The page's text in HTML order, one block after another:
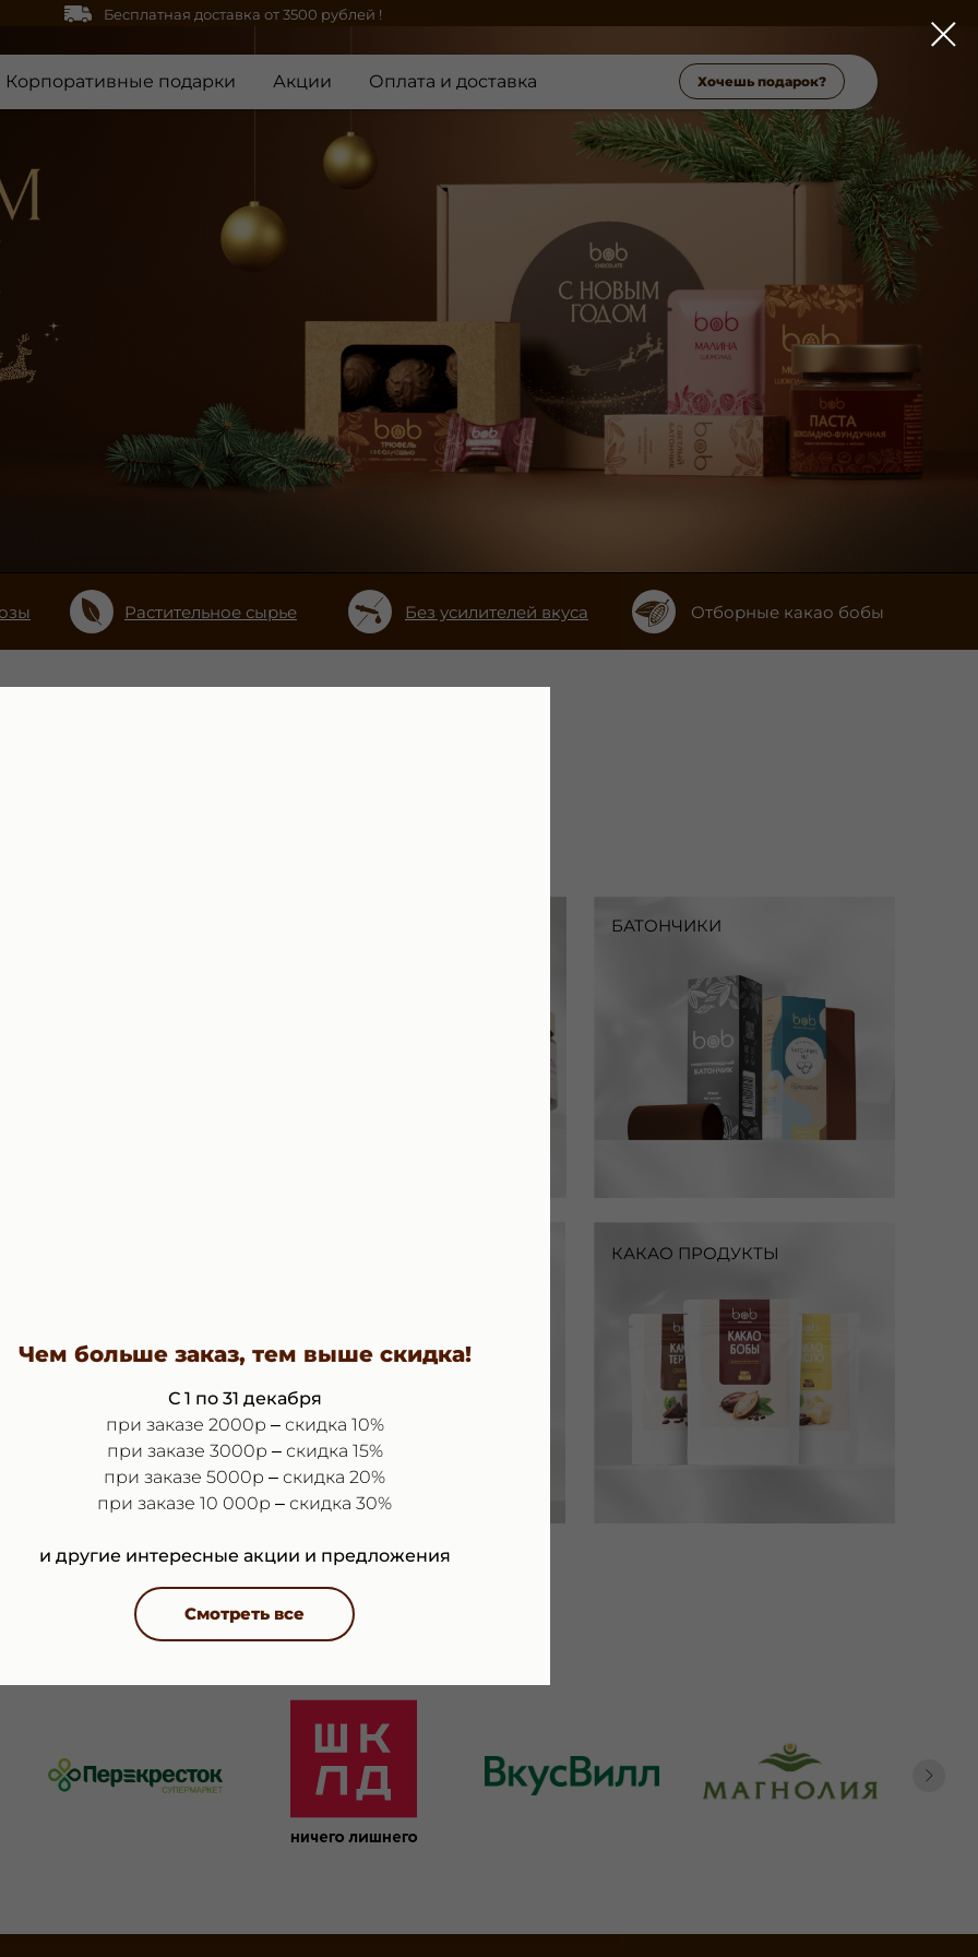
Бесплатная доставка от 3500 рублей !
Чем больше заказ, тем выше скидка!
С 1 по 31 декабря
при заказе 2000р – скидка 10%
при заказе 3000р – скидка 15%
при заказе 5000р – скидка 20%
при заказе 10 000р – скидка 30%
и другие интересные акции и предложения
Смотреть все
Корпоративные подарки Акции Оплата и доставка Хочешь подарок?
Партнеры Маркетплей ХОЧЕШЬ ПОДАРОК?
Растительное сырье Без усилителей вкуса Отборные какао бобы
БАТОНЧИКИ
КАКАО ПРОДУКТЫ
СОТРУДНИЧЕСТВО